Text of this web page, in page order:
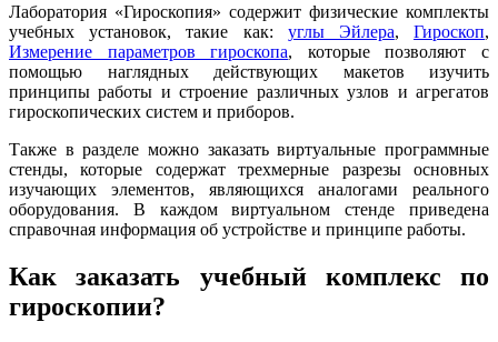
Лаборатория «Гироскопия» содержит физические комплекты
учебных установок, такие как: углы Эйлера,Гироскоп,
Измерение параметров гироскопа, которые позволяют с
помощью наглядных действующих макетов изучить
принципы работы и строение различных узлов и агрегатов
гироскопических систем и приборов.
Также в разделе можно заказать виртуальные программные
стенды, которые содержат трехмерные разрезы основных
изучающих элементов, являющихся аналогами реального
оборудования. В каждом виртуальном стенде приведена
справочная информация об устройстве и принципе работы.
Как заказать учебный комплекс по
гироскопии?